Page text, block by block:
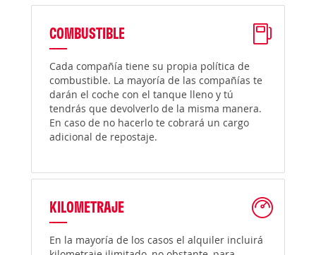
COMBUSTIBLE
Cada compañía tiene su propia política de
combustible. La mayoría de las compañías te
darán el coche con el tanque lleno y tú
tendrás que devolverlo de la misma manera.
En caso de no hacerlo te cobrará un cargo
adicional de repostaje.
KILOMETRAJE
En la mayoría de los casos el alquiler incluirá